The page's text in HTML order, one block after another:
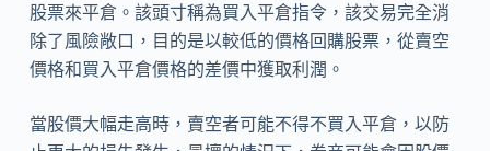
股票來平倉。該頭寸稱為買入平倉指令，該交易完全消
除了風險敞口，目的是以較低的價格回購股票，從賣空
價格和買入平倉價格的差價中獲取利潤。
當股價大幅走高時，賣空者可能不得不買入平倉，以防